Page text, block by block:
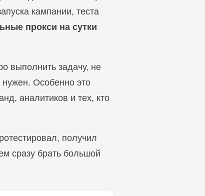
кампании, теста
прокси на сутки
выполнить задачу, не
Особенно это
аналитиков и тех, кто
получил
сразу брать большой